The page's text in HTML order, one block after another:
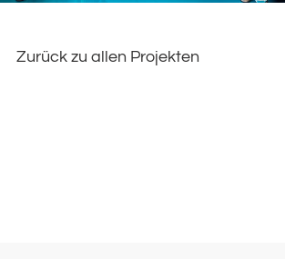
Zurück zu allen Projekten